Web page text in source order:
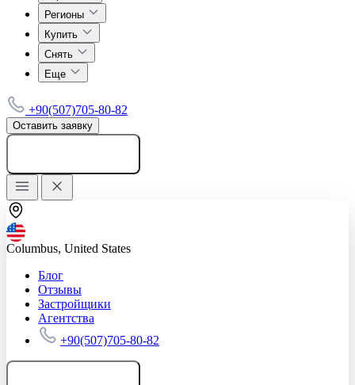
Регионы
Купить
Снять
Еще
+90(507)705-80-82
Оставить заявку
Columbus, United States
Блог
Отзывы
Застройщики
Агентства
+90(507)705-80-82